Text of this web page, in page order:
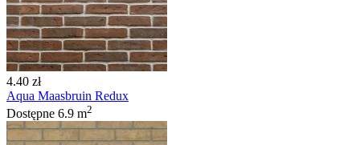
4.40 zł
Aqua Maasbruin Redux
Dostępne 6.9 m2